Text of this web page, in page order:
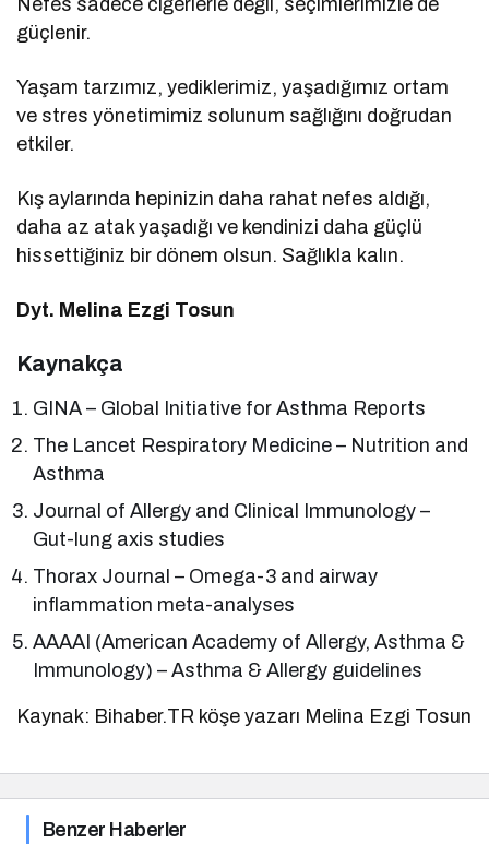
güçlenir.
Yaşam tarzımız, yediklerimiz, yaşadığımız ortam
ve stres yönetimimiz solunum sağlığını doğrudan
etkiler.
Kış aylarında hepinizin daha rahat nefes aldığı,
daha az atak yaşadığı ve kendinizi daha güçlü
hissettiğiniz bir dönem olsun. Sağlıkla kalın.
Dyt. Melina Ezgi Tosun
Kaynakça
GINA – Global Initiative for Asthma Reports
The Lancet Respiratory Medicine – Nutrition and
Asthma
Journal of Allergy and Clinical Immunology –
Gut-lung axis studies
Thorax Journal – Omega-3 and airway
inflammation meta-analyses
AAAAI (American Academy of Allergy, Asthma &
Immunology) – Asthma & Allergy guidelines
Kaynak: Bihaber.TR köşe yazarı Melina Ezgi Tosun
Benzer Haberler